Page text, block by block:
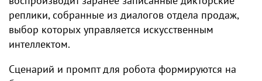
реплики, собранные из диалогов отдела продаж,
выбор которых управляется искусственным
интеллектом.
Сценарий и промпт для робота формируются на